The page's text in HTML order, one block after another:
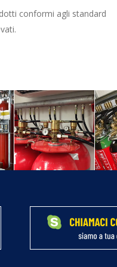
conformi agli standard